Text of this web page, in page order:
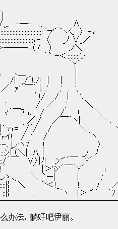
　､,　　　　　 ∧
｀ァ'⌒ヽく.　〉-‐ｧ
ｧ‐-〈　 　_ﾉ ∨_／
）　 　 ノ＼　　　　　　　　　
　´` ｰ＜::::::::ソ　　　　　　　　
　　　　 　｀Y´　　　　　　　
　　　　　　　|　　　　　　　
!　|　　|　　.|　　　　　　　　
|. ,'　　,'　.　',　　　　　　　
　　ﾞ !/　 ./ 　| 　 '､　　　　　
　 /　／ 　 ,' 　 .　＼　　　　　
,! /　 　 /　　 !　　 ＼　　　　　
　 ／|/　　／￣｀ヽ|　 　　　' ､
´/ 　 /　　　　　＼ 　　　　 ヽ
.,'　　/　 　 　 　 　 ｀ヽ　
7　 　!　　　　　 　　　　〉.　
ﾝ「（＼|　ﾊ. |　　　　　 　 _ﾉ
´￣　 ∨〉|ﾉ! 　,>'"´￣ ｀Y´　　　　
　　.|´　|＞'i>'´￣｀Y´　　　 i 　
､, 　　＼ .`ー|　　 　 |　　 　 ,'　　
＼ 　　 `'＜!_ 　 　 !　 　 /　　／
　　　　 ｀ヽ　 |＞ '"´￣｀ｿ
天子
办法，躺好吧伊丽。